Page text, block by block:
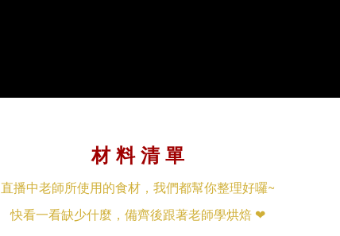
材 料 清 單
直播中老師所使用的食材，我們都幫你整理好囉~
快看一看缺少什麼，備齊後跟著老師學烘焙 ❤